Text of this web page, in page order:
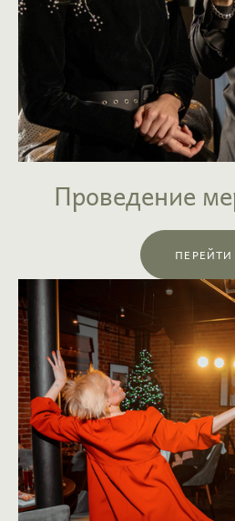
Проведение
ПЕРЕЙТИ